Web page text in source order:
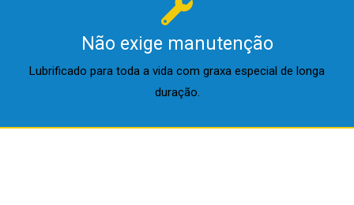
Não exige manutenção
Lubrificado para toda a vida com graxa especial de longa
duração.